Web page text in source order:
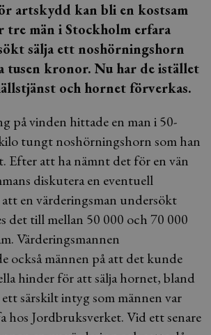
artskydd kan bli en kostsam
tre män i Stockholm erfara
sälja ett noshörningshorn
tusen kronor. Nu har de istället
och hornet förverkas.
på vinden hittade en man i 50-
tungt noshörningshorn som han
Efter att ha nämnt det för en vän
diskutera en eventuell
en värderingsman undersökt
det till mellan 50 000 och 70 000
Värderingsmannen
också männen på att det kunde
hinder för att sälja hornet, bland
särskilt intyg som männen var
hos Jordbruksverket. Vid ett senare